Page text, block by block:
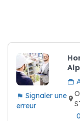
Signaler une
erreur